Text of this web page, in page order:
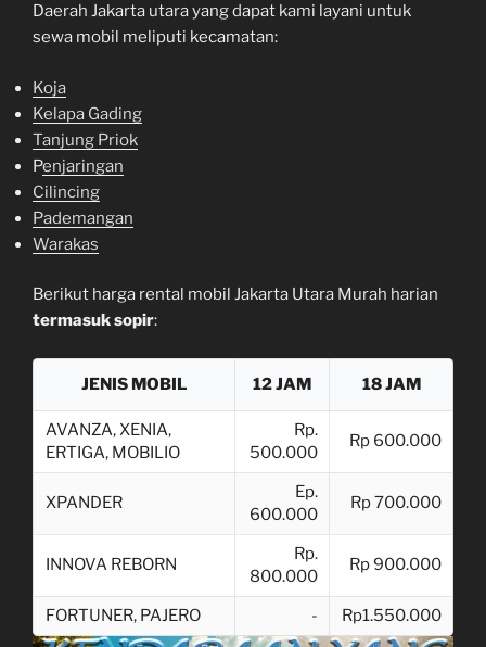
Daerah Jakarta utara yang dapat kami layani untuk
sewa mobil meliputi kecamatan:
Koja
Kelapa Gading
Tanjung Priok
Penjaringan
Cilincing
Pademangan
Warakas
Berikut harga rental mobil Jakarta Utara Murah harian
termasuk sopir:
JENIS MOBIL 12 JAM 18 JAM
AVANZA, XENIA,
ERTIGA, MOBILIO
Rp.
500.000
Rp 600.000
XPANDER
Ep.
600.000
Rp 700.000
INNOVA REBORN
Rp.
800.000
Rp 900.000
FORTUNER, PAJERO - Rp1.550.000